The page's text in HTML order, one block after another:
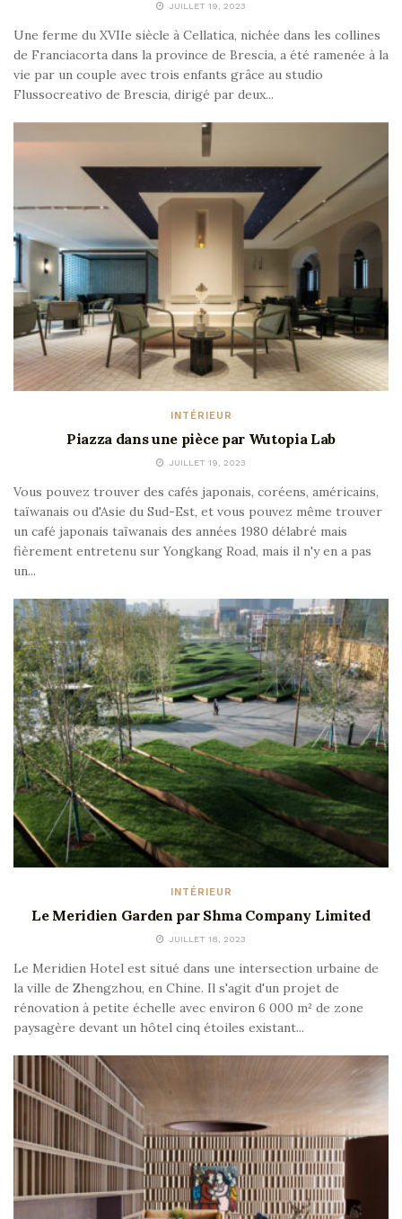
JUILLET 19, 2023
Une ferme du XVIIe siècle à Cellatica, nichée dans les collines
de Franciacorta dans la province de Brescia, a été ramenée à la
vie par un couple avec trois enfants grâce au studio
Flussocreativo de Brescia, dirigé par deux...
INTÉRIEUR
Piazza dans une pièce par Wutopia Lab
JUILLET 19, 2023
Vous pouvez trouver des cafés japonais, coréens, américains,
taïwanais ou d'Asie du Sud-Est, et vous pouvez même trouver
un café japonais taïwanais des années 1980 délabré mais
fièrement entretenu sur Yongkang Road, mais il n'y en a pas
un...
INTÉRIEUR
Le Meridien Garden par Shma Company Limited
JUILLET 18, 2023
Le Meridien Hotel est situé dans une intersection urbaine de
la ville de Zhengzhou, en Chine. Il s'agit d'un projet de
rénovation à petite échelle avec environ 6 000 m² de zone
paysagère devant un hôtel cinq étoiles existant...